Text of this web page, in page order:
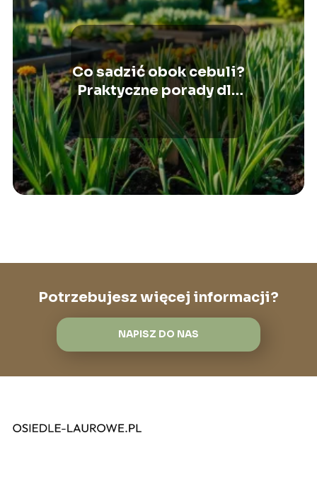
Co sadzić obok cebuli?
Praktyczne porady dla
ogrodników
Potrzebujesz więcej informacji?
NAPISZ DO NAS